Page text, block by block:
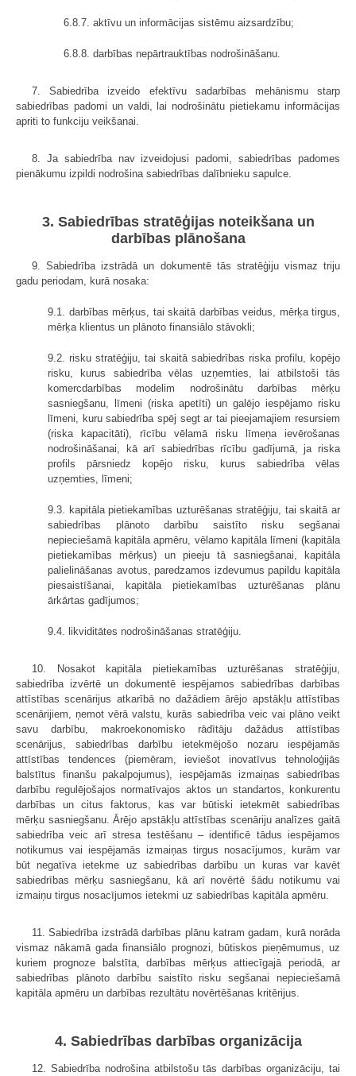
6.8.7. aktīvu un informācijas sistēmu aizsardzību;
6.8.8. darbības nepārtrauktības nodrošināšanu.
7. Sabiedrība izveido efektīvu sadarbības mehānismu starp
sabiedrības padomi un valdi, lai nodrošinātu pietiekamu informācijas
apriti to funkciju veikšanai.
8. Ja sabiedrība nav izveidojusi padomi, sabiedrības padomes
pienākumu izpildi nodrošina sabiedrības dalībnieku sapulce.
3. Sabiedrības stratēģijas noteikšana un
darbības plānošana
9. Sabiedrība izstrādā un dokumentē tās stratēģiju vismaz triju
gadu periodam, kurā nosaka:
9.1. darbības mērķus, tai skaitā darbības veidus, mērķa tirgus,
mērķa klientus un plānoto finansiālo stāvokli;
9.2. risku stratēģiju, tai skaitā sabiedrības riska profilu, kopējo
risku, kurus sabiedrība vēlas uzņemties, lai atbilstoši tās
komercdarbības modelim nodrošinātu darbības mērķu
sasniegšanu, līmeni (riska apetīti) un galējo iespējamo risku
līmeni, kuru sabiedrība spēj segt ar tai pieejamajiem resursiem
(riska kapacitāti), rīcību vēlamā risku līmeņa ievērošanas
nodrošināšanai, kā arī sabiedrības rīcību gadījumā, ja riska
profils pārsniedz kopējo risku, kurus sabiedrība vēlas
uzņemties, līmeni;
9.3. kapitāla pietiekamības uzturēšanas stratēģiju, tai skaitā ar
sabiedrības plānoto darbību saistīto risku segšanai
nepieciešamā kapitāla apmēru, vēlamo kapitāla līmeni (kapitāla
pietiekamības mērķus) un pieeju tā sasniegšanai, kapitāla
palielināšanas avotus, paredzamos izdevumus papildu kapitāla
piesaistīšanai, kapitāla pietiekamības uzturēšanas plānu
ārkārtas gadījumos;
9.4. likviditātes nodrošināšanas stratēģiju.
10. Nosakot kapitāla pietiekamības uzturēšanas stratēģiju,
sabiedrība izvērtē un dokumentē iespējamos sabiedrības darbības
attīstības scenārijus atkarībā no dažādiem ārējo apstākļu attīstības
scenārijiem, ņemot vērā valstu, kurās sabiedrība veic vai plāno veikt
savu darbību, makroekonomisko rādītāju dažādus attīstības
scenārijus, sabiedrības darbību ietekmējošo nozaru iespējamās
attīstības tendences (piemēram, ieviešot inovatīvus tehnoloģijās
balstītus finanšu pakalpojumus), iespējamās izmaiņas sabiedrības
darbību regulējošajos normatīvajos aktos un standartos, konkurentu
darbības un citus faktorus, kas var būtiski ietekmēt sabiedrības
mērķu sasniegšanu. Ārējo apstākļu attīstības scenāriju analīzes gaitā
sabiedrība veic arī stresa testēšanu – identificē tādus iespējamos
notikumus vai iespējamās izmaiņas tirgus nosacījumos, kurām var
būt negatīva ietekme uz sabiedrības darbību un kuras var kavēt
sabiedrības mērķu sasniegšanu, kā arī novērtē šādu notikumu vai
izmaiņu tirgus nosacījumos ietekmi uz sabiedrības kapitāla apmēru.
11. Sabiedrība izstrādā darbības plānu katram gadam, kurā norāda
vismaz nākamā gada finansiālo prognozi, būtiskos pieņēmumus, uz
kuriem prognoze balstīta, darbības mērķus attiecīgajā periodā, ar
sabiedrības plānoto darbību saistīto risku segšanai nepieciešamā
kapitāla apmēru un darbības rezultātu novērtēšanas kritērijus.
4. Sabiedrības darbības organizācija
12. Sabiedrība nodrošina atbilstošu tās darbības organizāciju, tai